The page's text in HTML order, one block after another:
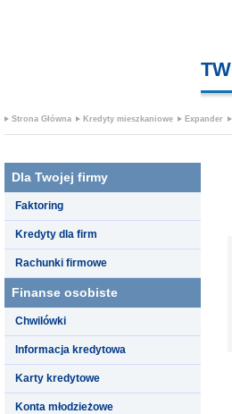
Strona Główna Kredyty mieszkaniowe Expander
Dla Twojej firmy
Faktoring
Kredyty dla firm
Rachunki firmowe
Finanse osobiste
Chwilówki
Informacja kredytowa
Karty kredytowe
Konta młodzieżowe